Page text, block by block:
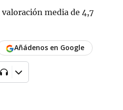
media de 4,7
Añádenos en Google